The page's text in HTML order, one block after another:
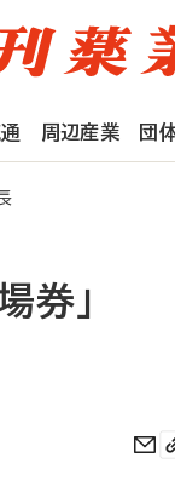
周辺産業 団
券」